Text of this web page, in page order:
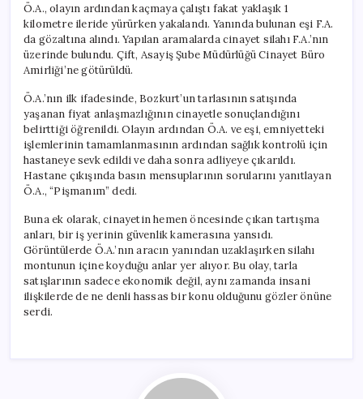
Ö.A., olayın ardından kaçmaya çalıştı fakat yaklaşık 1
kilometre ileride yürürken yakalandı. Yanında bulunan eşi F.A.
da gözaltına alındı. Yapılan aramalarda cinayet silahı F.A.’nın
üzerinde bulundu. Çift, Asayiş Şube Müdürlüğü Cinayet Büro
Amirliği’ne götürüldü.
Ö.A.’nın ilk ifadesinde, Bozkurt’un tarlasının satışında
yaşanan fiyat anlaşmazlığının cinayetle sonuçlandığını
belirttiği öğrenildi. Olayın ardından Ö.A. ve eşi, emniyetteki
işlemlerinin tamamlanmasının ardından sağlık kontrolü için
hastaneye sevk edildi ve daha sonra adliyeye çıkarıldı.
Hastane çıkışında basın mensuplarının sorularını yanıtlayan
Ö.A., “Pişmanım” dedi.
Buna ek olarak, cinayetin hemen öncesinde çıkan tartışma
anları, bir iş yerinin güvenlik kamerasına yansıdı.
Görüntülerde Ö.A.’nın aracın yanından uzaklaşırken silahı
montunun içine koyduğu anlar yer alıyor. Bu olay, tarla
satışlarının sadece ekonomik değil, aynı zamanda insani
ilişkilerde de ne denli hassas bir konu olduğunu gözler önüne
serdi.